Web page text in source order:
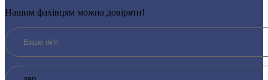
Нашим фахівцям можна довіряти!